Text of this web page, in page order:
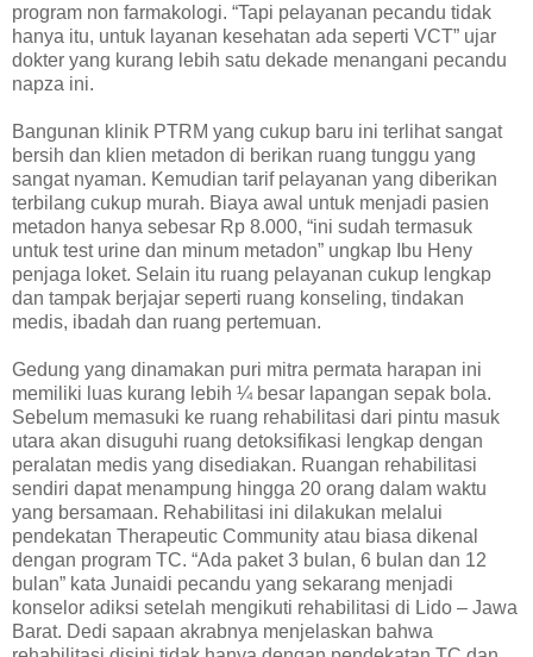
program non farmakologi. “Tapi pelayanan pecandu tidak
hanya itu, untuk layanan kesehatan ada seperti VCT” ujar
dokter yang kurang lebih satu dekade menangani pecandu
napza ini.
Bangunan klinik PTRM yang cukup baru ini terlihat sangat
bersih dan klien metadon di berikan ruang tunggu yang
sangat nyaman. Kemudian tarif pelayanan yang diberikan
terbilang cukup murah. Biaya awal untuk menjadi pasien
metadon hanya sebesar Rp 8.000, “ini sudah termasuk
untuk test urine dan minum metadon” ungkap Ibu Heny
penjaga loket. Selain itu ruang pelayanan cukup lengkap
dan tampak berjajar seperti ruang konseling, tindakan
medis, ibadah dan ruang pertemuan.
Gedung yang dinamakan puri mitra permata harapan ini
memiliki luas kurang lebih ¼ besar lapangan sepak bola.
Sebelum memasuki ke ruang rehabilitasi dari pintu masuk
utara akan disuguhi ruang detoksifikasi lengkap dengan
peralatan medis yang disediakan. Ruangan rehabilitasi
sendiri dapat menampung hingga 20 orang dalam waktu
yang bersamaan. Rehabilitasi ini dilakukan melalui
pendekatan Therapeutic Community atau biasa dikenal
dengan program TC. “Ada paket 3 bulan, 6 bulan dan 12
bulan” kata Junaidi pecandu yang sekarang menjadi
konselor adiksi setelah mengikuti rehabilitasi di Lido – Jawa
Barat. Dedi sapaan akrabnya menjelaskan bahwa